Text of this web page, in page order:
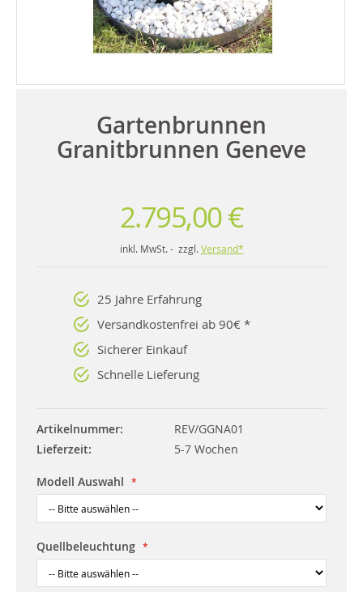
Gartenbrunnen
Granitbrunnen Geneve
2.795,00 €
inkl. MwSt. - zzgl. Versand*
25 Jahre Erfahrung
Versandkostenfrei ab 90€ *
Sicherer Einkauf
Schnelle Lieferung
Artikelnummer
REV/GGNA01
Lieferzeit
5-7 Wochen
Modell Auswahl
Quellbeleuchtung